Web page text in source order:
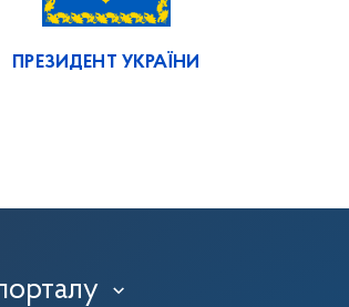
ПРЕЗИДЕНТ УКРАЇНИ
›